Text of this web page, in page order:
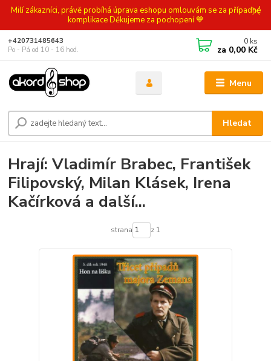
Milí zákazníci, právě probíhá úprava eshopu omlouvám se za případné
komplikace Děkujeme za pochopení 💙
Menu
Hledat
+420731485643
Po - Pá od 10 - 16 hod.
0 ks
za 0,00 Kč
Hrají: Vladimír Brabec, František
Filipovský, Milan Klásek, Irena
Kačírková a další...
strana z 1